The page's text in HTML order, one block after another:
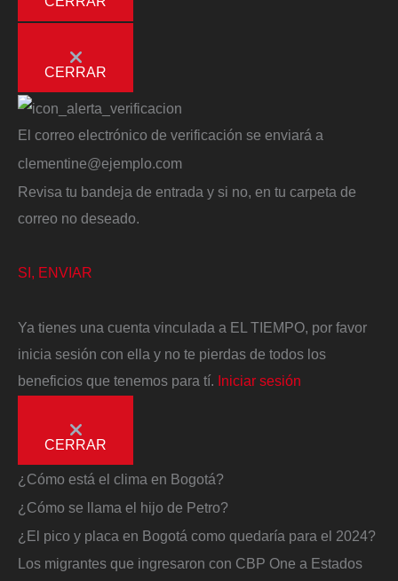
CERRAR
El correo electrónico de verificación se enviará a
clementine@ejemplo.com
Revisa tu bandeja de entrada y si no, en tu carpeta de
correo no deseado.
SI, ENVIAR
Ya tienes una cuenta vinculada a EL TIEMPO, por favor
inicia sesión con ella y no te pierdas de todos los
beneficios que tenemos para tí. Iniciar sesión
CERRAR
¿Cómo está el clima en Bogotá?
¿Cómo se llama el hijo de Petro?
¿El pico y placa en Bogotá como quedaría para el 2024?
Los migrantes que ingresaron con CBP One a Estados